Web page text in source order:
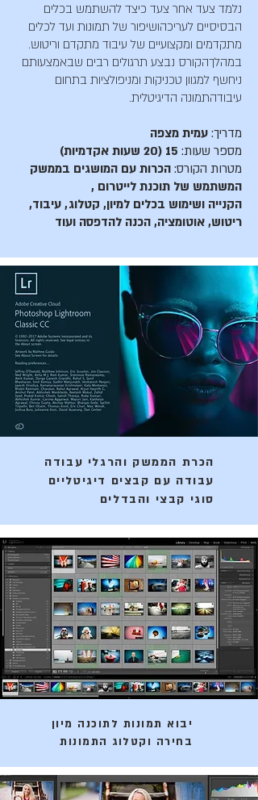
נלמד צעד אחר צעד כיצד להשתמש בכלים
הבסיסיים לעריכהושיפור של תמונות ועד לכלים
מתקדמים ומקצועיים של עיבוד מתקדם וריטוש.
במהלךהקורס נבצע תרגולים רבים שבאמצעותם
ניחשף למגוון טכניקות ומניפולציות בתחום
עיבודהתמונה הדיגיטלית.
מדריך: עמית מצפה
מספר שעות:
מטרות הקורס:​ הכרות עם המושגים בממשק
המשתמש של תוכנת לייטרום ,
הקנייה ושימוש בכלים למיון, קטלוג, עיבוד,
ריטוש, אוטומציה, הכנה להדפסה ועוד
הכרת הממשק והרגלי עבודה
עבודה עם קבצים דיגיטליים
סוגי קבצי והבדלים
יבוא תמונות לתוכנה מיון
בחירה וקטלוג התמונות